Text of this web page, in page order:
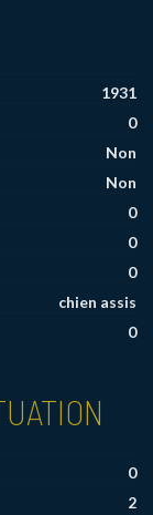
1931
0
Non
Non
0
0
0
chien assis
0
0
2